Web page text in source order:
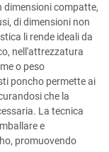
dimensioni compatte,
di dimensioni non
li rende ideali da
nell'attrezzatura
o peso
poncho permette ai
che la
La tecnica
e
promuovendo